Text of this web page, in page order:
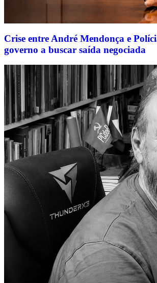
Crise entre André Mendonça e
governo a buscar saída negociada